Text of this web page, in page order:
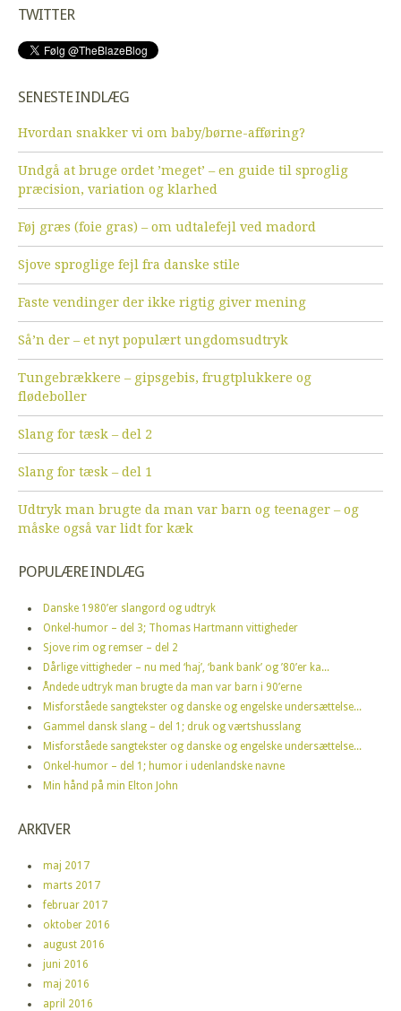
TWITTER
SENESTE INDLÆG
Hvordan snakker vi om baby/børne-afføring?
Undgå at bruge ordet ’meget’ – en guide til sproglig
præcision, variation og klarhed
Føj græs (foie gras) – om udtalefejl ved madord
Sjove sproglige fejl fra danske stile
Faste vendinger der ikke rigtig giver mening
Så’n der – et nyt populært ungdomsudtryk
Tungebrækkere – gipsgebis, frugtplukkere og
flødeboller
Slang for tæsk – del 2
Slang for tæsk – del 1
Udtryk man brugte da man var barn og teenager – og
måske også var lidt for kæk
POPULÆRE INDLÆG
Danske 1980’er slangord og udtryk
Onkel-humor – del 3; Thomas Hartmann vittigheder
Sjove rim og remser – del 2
Dårlige vittigheder – nu med ‘haj’, ‘bank bank’ og ’80’er ka...
Åndede udtryk man brugte da man var barn i 90’erne
Misforståede sangtekster og danske og engelske undersættelse...
Gammel dansk slang – del 1; druk og værtshusslang
Misforståede sangtekster og danske og engelske undersættelse...
Onkel-humor – del 1; humor i udenlandske navne
Min hånd på min Elton John
ARKIVER
maj 2017
marts 2017
februar 2017
oktober 2016
august 2016
juni 2016
maj 2016
april 2016